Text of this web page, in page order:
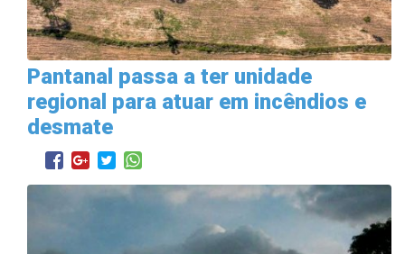
Pantanal passa a ter unidade
regional para atuar em incêndios e
desmate